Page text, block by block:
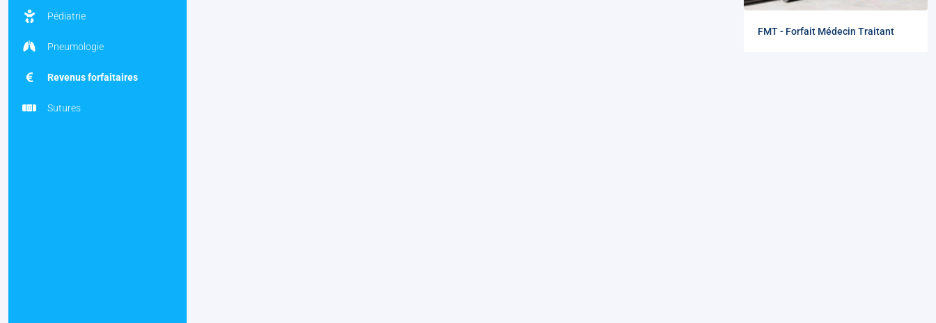
Pédiatrie
Pneumologie
Revenus forfaitaires
Sutures
FMT - Forfait Médecin Traitant